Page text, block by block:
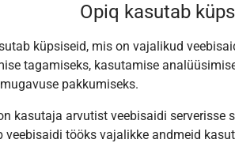
Opiq kasutab
küpsiseid, mis on vajalikud
tagamiseks, kasutamise
pakkumiseks.
kasutaja arvutist veebisaidi serverisse
veebisaidi tööks vajalikke andmeid